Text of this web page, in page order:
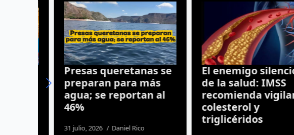
Presas queretanas se
preparan para más
agua; se reportan al
46%
31 julio, 2026 Daniel Rico
El enemigo silencioso
de la salud: IMSS
recomienda vigilar
colesterol y
triglicéridos